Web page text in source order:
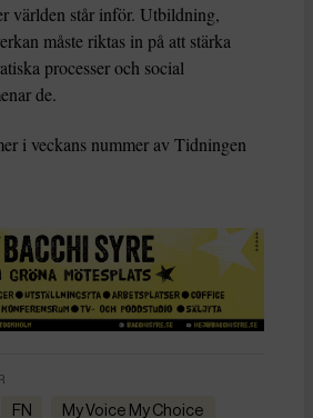
världen står inför. Utbildning,
måste riktas in på att stärka
processer och social
de.
i veckans nummer av Tidningen
FN My Voice My Choice